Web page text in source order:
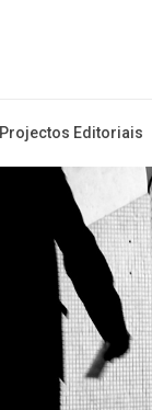
Projectos Editoriais